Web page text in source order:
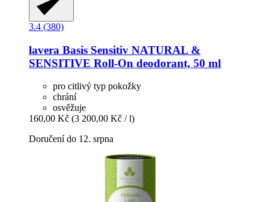
3.4 (380)
lavera Basis Sensitiv NATURAL &
SENSITIVE Roll-​On deodorant, 50 ml
pro citlivý typ pokožky
chrání
osvěžuje
160,00 Kč (3 200,00 Kč / l)
Doručení do 12. srpna